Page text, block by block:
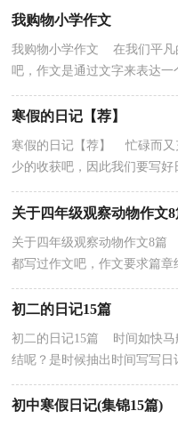
我购物小学作文
我购物小学作文 在我们平凡
吧，作文是通过文字来表达
寒假的日记【荐】
寒假的日记【荐】 忙碌而又
少的收获吧，因此我们要写
呢？下面是小编精心整理的
关于四年级观察动物作文8
关于四年级观察动物作文8篇
都写过作文吧，作文要求篇
初二的日记15篇
初二的日记15篇 时间如快马
结呢？是时候抽出时间写写
下面是小编为大家收集的初
初中寒假日记(集锦15篇)